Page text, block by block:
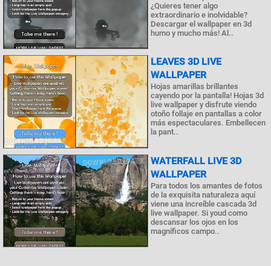
¿Quieres tener algo
extraordinario e inolvidable?
Descargar el wallpaper en 3d
humo y mucho más! Al..
LEAVES 3D LIVE
WALLPAPER
Hojas amarillas brillantes
cayendo por la pantalla! Hojas 3d
live wallpaper y disfrute viendo
otoño follaje en pantallas a color
más espectaculares. Embellecen
la pant..
WATERFALL LIVE 3D
WALLPAPER
Para todos los amantes de fotos
de la exquisita naturaleza aquí
viene una increíble cascada 3d
live wallpaper. Si youd como
descansar los ojos en los
magníficos campo..